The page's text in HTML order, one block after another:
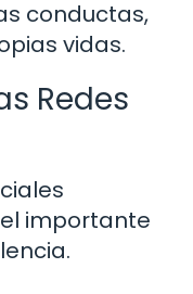
conductas,
vidas.
Redes
importante